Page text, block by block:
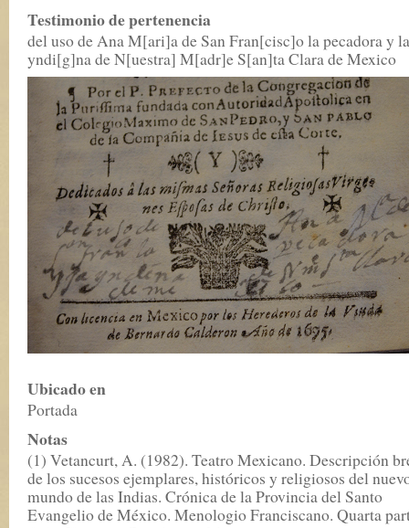
Testimonio de pertenencia
del uso de Ana M[ari]a de San Fran[cisc]o la pecadora y la
yndi[g]na de N[uestra] M[adr]e S[an]ta Clara de Mexico
Ubicado en
Portada
Notas
(1) Vetancurt, A. (1982). Teatro Mexicano. Descripción
de los sucesos ejemplares, históricos y religiosos del
mundo de las Indias. Crónica de la Provincia del Santo
Evangelio de México. Menologio Franciscano. Quarta